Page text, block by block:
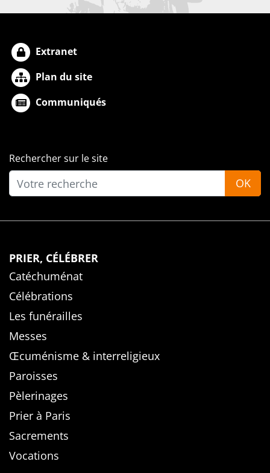
Extranet
Plan du site
Communiqués
Rechercher sur le site
OK
PRIER, CÉLÉBRER
Catéchuménat
Célébrations
Les funérailles
Messes
Œcuménisme & interreligieux
Paroisses
Pèlerinages
Prier à Paris
Sacrements
Vocations